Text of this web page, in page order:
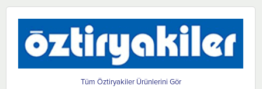
Öztiryakiler